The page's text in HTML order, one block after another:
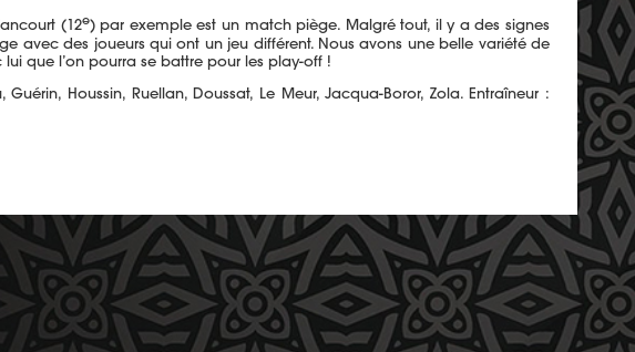
(12e) par exemple est un match piège. Malgré tout, il y a des signes
avec des joueurs qui ont un jeu différent. Nous avons une belle variété de
que l’on pourra se battre pour les play-off !
Houssin, Ruellan, Doussat, Le Meur, Jacqua-Boror, Zola. Entraîneur :